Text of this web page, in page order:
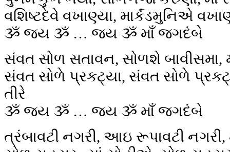
વશિષ્ટદેવે વખાણ્યા, માર્કંડમુનિએ
ૐ જય ૐ … જય ૐ માઁ જગદંબે
સંવત સોળ સતાવન, સોળશે બાવીસમા,
સંવત સોળે પ્રકટ્યા, સંવત સોળે
તીરે
ૐ જય ૐ … જય ૐ માઁ જગદંબે
ત્રંબાવટી નગરી, આઇ રૂપાવટી નગરી,